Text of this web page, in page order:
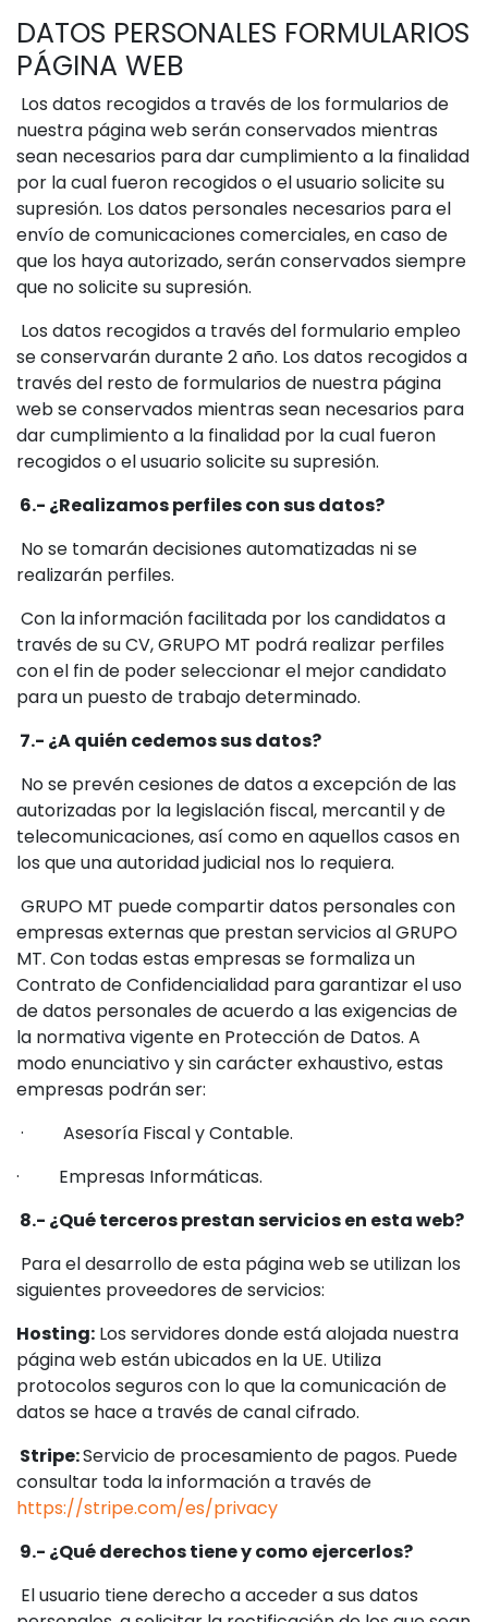
DATOS PERSONALES FORMULARIOS
PÁGINA WEB
Los datos recogidos a través de los formularios de
nuestra página web serán conservados mientras
sean necesarios para dar cumplimiento a la finalidad
por la cual fueron recogidos o el usuario solicite su
supresión. Los datos personales necesarios para el
envío de comunicaciones comerciales, en caso de
que los haya autorizado, serán conservados siempre
que no solicite su supresión.
Los datos recogidos a través del formulario empleo
se conservarán durante 2 año. Los datos recogidos a
través del resto de formularios de nuestra página
web se conservados mientras sean necesarios para
dar cumplimiento a la finalidad por la cual fueron
recogidos o el usuario solicite su supresión.
6.- ¿Realizamos perfiles con sus datos?
No se tomarán decisiones automatizadas ni se
realizarán perfiles.
Con la información facilitada por los candidatos a
través de su CV, GRUPO MT podrá realizar perfiles
con el fin de poder seleccionar el mejor candidato
para un puesto de trabajo determinado.
7.- ¿A quién cedemos sus datos?
No se prevén cesiones de datos a excepción de las
autorizadas por la legislación fiscal, mercantil y de
telecomunicaciones, así como en aquellos casos en
los que una autoridad judicial nos lo requiera.
GRUPO MT puede compartir datos personales con
empresas externas que prestan servicios al GRUPO
MT. Con todas estas empresas se formaliza un
Contrato de Confidencialidad para garantizar el uso
de datos personales de acuerdo a las exigencias de
la normativa vigente en Protección de Datos. A
modo enunciativo y sin carácter exhaustivo, estas
empresas podrán ser:
· Asesoría Fiscal y Contable.
· Empresas Informáticas.
8.- ¿Qué terceros prestan servicios en esta web?
Para el desarrollo de esta página web se utilizan los
siguientes proveedores de servicios:
Hosting: Los servidores donde está alojada nuestra
página web están ubicados en la UE. Utiliza
protocolos seguros con lo que la comunicación de
datos se hace a través de canal cifrado.
Stripe:Servicio de procesamiento de pagos. Puede
consultar toda la información a través de
https://stripe.com/es/privacy
9.- ¿Qué derechos tiene y como ejercerlos?
El usuario tiene derecho a acceder a sus datos